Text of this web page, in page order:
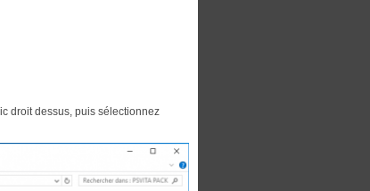
droit dessus, puis sélectionnez